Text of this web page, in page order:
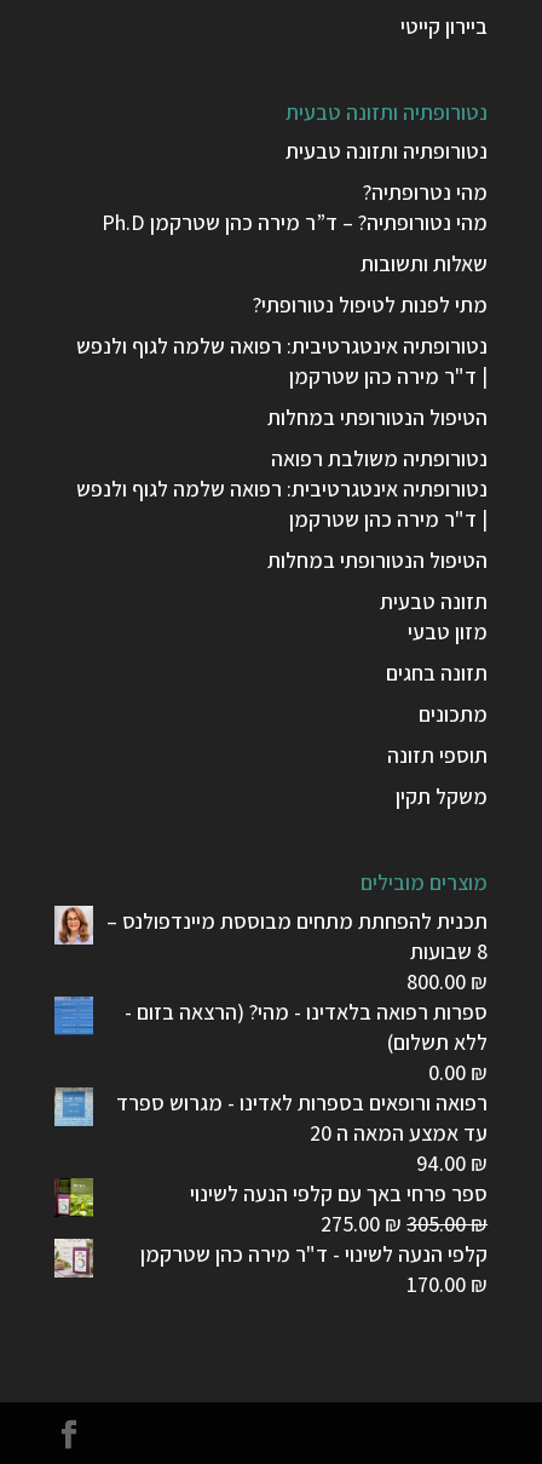
ביירון קייטי
נטורופתיה ותזונה טבעית
נטורופתיה ותזונה טבעית
מהי נטרופתיה?
מהי נטורופתיה? – ד”ר מירה כהן שטרקמן Ph.D
שאלות ותשובות
מתי לפנות לטיפול נטורופתי?
נטורופתיה אינטגרטיבית: רפואה שלמה לגוף ולנפש
| ד"ר מירה כהן שטרקמן
הטיפול הנטורופתי במחלות
נטורופתיה משולבת רפואה
נטורופתיה אינטגרטיבית: רפואה שלמה לגוף ולנפש
| ד"ר מירה כהן שטרקמן
הטיפול הנטורופתי במחלות
תזונה טבעית
מזון טבעי
תזונה בחגים
מתכונים
תוספי תזונה
משקל תקין
מוצרים מובילים
תכנית להפחתת מתחים מבוססת מיינדפולנס –
8 שבועות
800.00 ₪
ספרות רפואה בלאדינו - מהי? (הרצאה בזום -
ללא תשלום)
0.00 ₪
רפואה ורופאים בספרות לאדינו - מגרוש ספרד
עד אמצע המאה ה 20
94.00 ₪
ספר פרחי באך עם קלפי הנעה לשינוי
305.00₪
המחיר
המקורי
275.00 ₪
המחיר
הנוכחי
קלפי הנעה לשינוי - ד"ר מירה כהן שטרקמן
170.00 ₪